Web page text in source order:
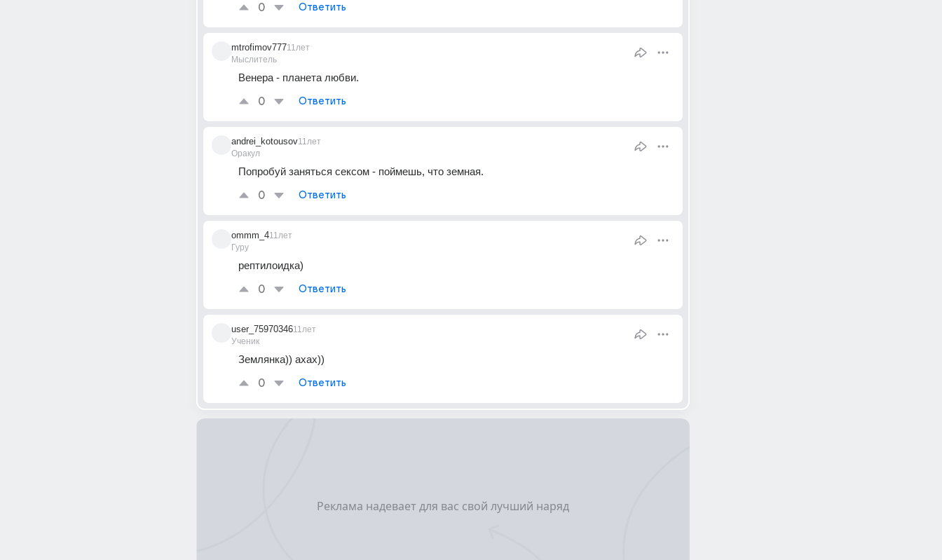
0 Ответить
mtrofimov777
Мыслитель
11лет
Венера - планета любви.
0 Ответить
andrei_kotousov
Оракул
11лет
Попробуй заняться сексом - поймешь, что земная.
0 Ответить
ommm_4
Гуру
11лет
рептилоидка)
0 Ответить
user_75970346
Ученик
11лет
Землянка)) ахах))
0 Ответить